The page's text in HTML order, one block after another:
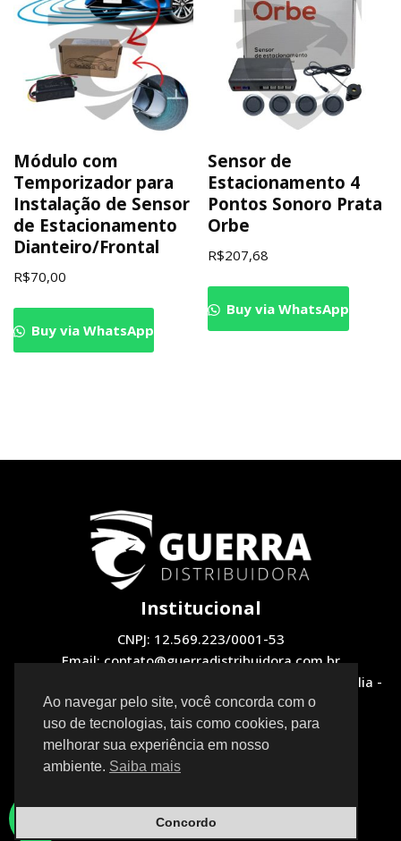
Módulo com
Temporizador para
Instalação de Sensor
de Estacionamento
Dianteiro/Frontal
R$70,00
Buy via WhatsApp
Sensor de
Estacionamento 4
Pontos Sonoro Prata
Orbe
R$207,68
Buy via WhatsApp
Institucional
CNPJ: 12.569.223/0001-53
Email: contato@guerradistribuidora.com.br
Endereço: QNH 1, LOTE 12 Loja 2 - Taguatinga, Brasília -
DF, 72130-510
Redes Sociais
Neve| Movido aWordPress
Ao navegar pelo site, você concorda com o
uso de tecnologias, tais como cookies, para
melhorar sua experiência em nosso
ambiente. Saiba mais
Concordo